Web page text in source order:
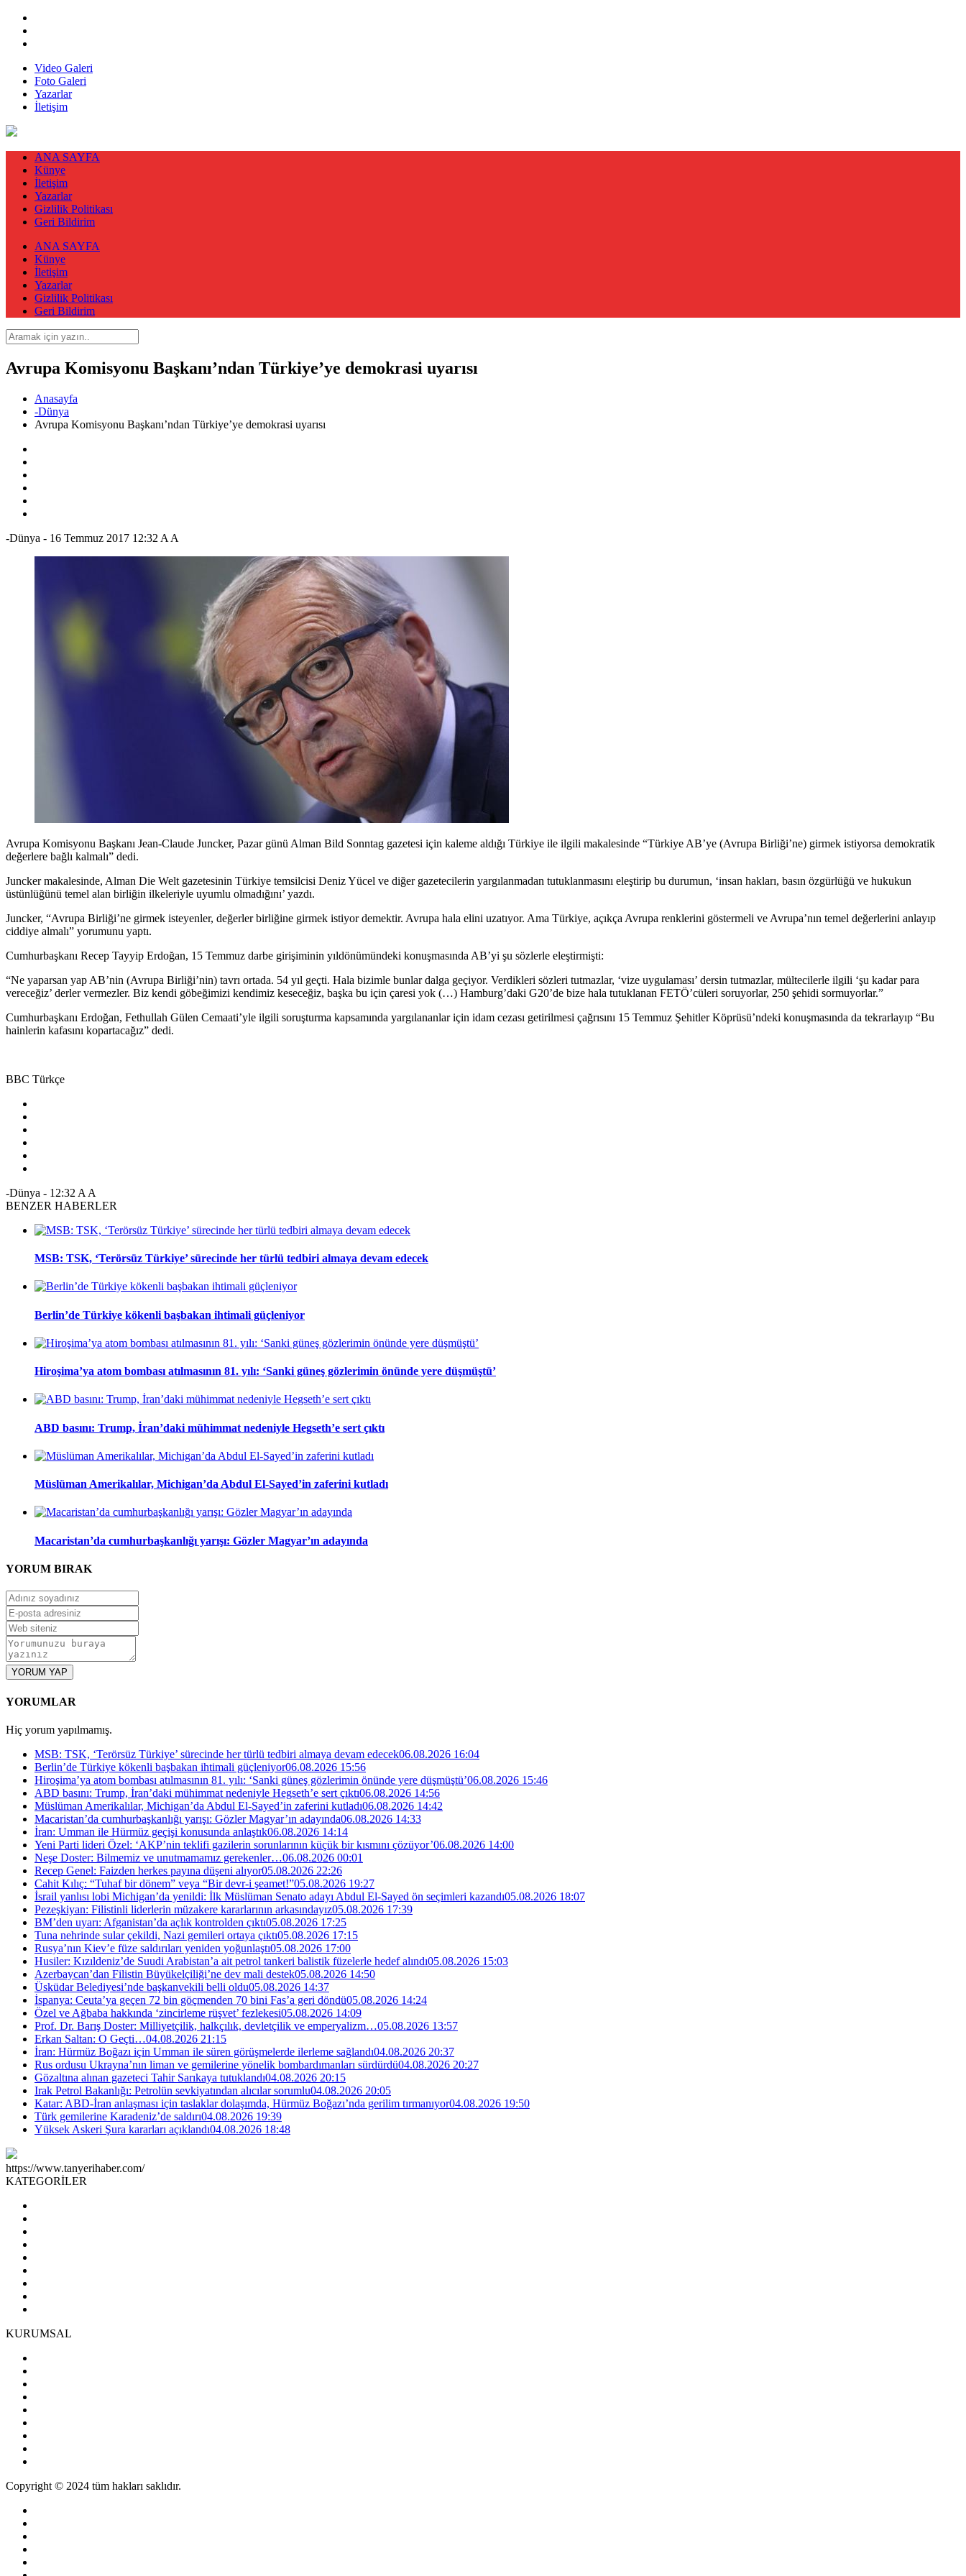
Video Galeri
Foto Galeri
Yazarlar
İletişim
ANA SAYFA
Künye
İletişim
Yazarlar
Gizlilik Politikası
Geri Bildirim
ANA SAYFA
Künye
İletişim
Yazarlar
Gizlilik Politikası
Geri Bildirim
Avrupa Komisyonu Başkanı’ndan Türkiye’ye demokrasi uyarısı
Anasayfa
-Dünya
Avrupa Komisyonu Başkanı’ndan Türkiye’ye demokrasi uyarısı
-Dünya - 16 Temmuz 2017 12:32 A A
Avrupa Komisyonu Başkanı Jean-Claude Juncker, Pazar günü Alman Bild Sonntag gazetesi için kaleme aldığı Türkiye ile ilgili makalesinde “Türkiye AB’ye (Avrupa Birliği’ne) girmek istiyorsa demokratik
değerlere bağlı kalmalı” dedi.
Juncker makalesinde, Alman Die Welt gazetesinin Türkiye temsilcisi Deniz Yücel ve diğer gazetecilerin yargılanmadan tutuklanmasını eleştirip bu durumun, ‘insan hakları, basın özgürlüğü ve hukukun
üstünlüğünü temel alan birliğin ilkeleriyle uyumlu olmadığını’ yazdı.
Juncker, “Avrupa Birliği’ne girmek isteyenler, değerler birliğine girmek istiyor demektir. Avrupa hala elini uzatıyor. Ama Türkiye, açıkça Avrupa renklerini göstermeli ve Avrupa’nın temel değerlerini anlayıp
ciddiye almalı” yorumunu yaptı.
Cumhurbaşkanı Recep Tayyip Erdoğan, 15 Temmuz darbe girişiminin yıldönümündeki konuşmasında AB’yi şu sözlerle eleştirmişti:
“Ne yaparsan yap AB’nin (Avrupa Birliği’nin) tavrı ortada. 54 yıl geçti. Hala bizimle bunlar dalga geçiyor. Verdikleri sözleri tutmazlar, ‘vize uygulaması’ dersin tutmazlar, mültecilerle ilgili ‘şu kadar para
vereceğiz’ derler vermezler. Biz kendi göbeğimizi kendimiz keseceğiz, başka bu için çaresi yok (…) Hamburg’daki G20’de bize hala tutuklanan FETÖ’cüleri soruyorlar, 250 şehidi sormuyorlar.”
Cumhurbaşkanı Erdoğan, Fethullah Gülen Cemaati’yle ilgili soruşturma kapsamında yargılananlar için idam cezası getirilmesi çağrısını 15 Temmuz Şehitler Köprüsü’ndeki konuşmasında da tekrarlayıp “Bu
hainlerin kafasını kopartacağız” dedi.
BBC Türkçe
-Dünya - 12:32 A A
BENZER HABERLER
MSB: TSK, ‘Terörsüz Türkiye’ sürecinde her türlü tedbiri almaya devam edecek
Berlin’de Türkiye kökenli başbakan ihtimali güçleniyor
Hiroşima’ya atom bombası atılmasının 81. yılı: ‘Sanki güneş gözlerimin önünde yere düşmüştü’
ABD basını: Trump, İran’daki mühimmat nedeniyle Hegseth’e sert çıktı
Müslüman Amerikalılar, Michigan’da Abdul El-Sayed’in zaferini kutladı
Macaristan’da cumhurbaşkanlığı yarışı: Gözler Magyar’ın adayında
YORUM BIRAK
YORUM YAP
YORUMLAR
Hiç yorum yapılmamış.
MSB: TSK, ‘Terörsüz Türkiye’ sürecinde her türlü tedbiri almaya devam edecek06.08.2026 16:04
Berlin’de Türkiye kökenli başbakan ihtimali güçleniyor06.08.2026 15:56
Hiroşima’ya atom bombası atılmasının 81. yılı: ‘Sanki güneş gözlerimin önünde yere düşmüştü’06.08.2026 15:46
ABD basını: Trump, İran’daki mühimmat nedeniyle Hegseth’e sert çıktı06.08.2026 14:56
Müslüman Amerikalılar, Michigan’da Abdul El-Sayed’in zaferini kutladı06.08.2026 14:42
Macaristan’da cumhurbaşkanlığı yarışı: Gözler Magyar’ın adayında06.08.2026 14:33
İran: Umman ile Hürmüz geçişi konusunda anlaştık06.08.2026 14:14
Yeni Parti lideri Özel: ‘AKP’nin teklifi gazilerin sorunlarının küçük bir kısmını çözüyor’06.08.2026 14:00
Neşe Doster: Bilmemiz ve unutmamamız gerekenler…06.08.2026 00:01
Recep Genel: Faizden herkes payına düşeni alıyor05.08.2026 22:26
Cahit Kılıç: “Tuhaf bir dönem” veya “Bir devr-i şeamet!”05.08.2026 19:27
İsrail yanlısı lobi Michigan’da yenildi: İlk Müslüman Senato adayı Abdul El-Sayed ön seçimleri kazandı05.08.2026 18:07
Pezeşkiyan: Filistinli liderlerin müzakere kararlarının arkasındayız05.08.2026 17:39
BM’den uyarı: Afganistan’da açlık kontrolden çıktı05.08.2026 17:25
Tuna nehrinde sular çekildi, Nazi gemileri ortaya çıktı05.08.2026 17:15
Rusya’nın Kiev’e füze saldırıları yeniden yoğunlaştı05.08.2026 17:00
Husiler: Kızıldeniz’de Suudi Arabistan’a ait petrol tankeri balistik füzelerle hedef alındı05.08.2026 15:03
Azerbaycan’dan Filistin Büyükelçiliği’ne dev mali destek05.08.2026 14:50
Üsküdar Belediyesi’nde başkanvekili belli oldu05.08.2026 14:37
İspanya: Ceuta’ya geçen 72 bin göçmenden 70 bini Fas’a geri döndü05.08.2026 14:24
Özel ve Ağbaba hakkında ‘zincirleme rüşvet’ fezlekesi05.08.2026 14:09
Prof. Dr. Barış Doster: Milliyetçilik, halkçılık, devletçilik ve emperyalizm…05.08.2026 13:57
Erkan Saltan: O Geçti…04.08.2026 21:15
İran: Hürmüz Boğazı için Umman ile süren görüşmelerde ilerleme sağlandı04.08.2026 20:37
Rus ordusu Ukrayna’nın liman ve gemilerine yönelik bombardımanları sürdürdü04.08.2026 20:27
Gözaltına alınan gazeteci Tahir Sarıkaya tutuklandı04.08.2026 20:15
Irak Petrol Bakanlığı: Petrolün sevkiyatından alıcılar sorumlu04.08.2026 20:05
Katar: ABD-İran anlaşması için taslaklar dolaşımda, Hürmüz Boğazı’nda gerilim tırmanıyor04.08.2026 19:50
Türk gemilerine Karadeniz’de saldırı04.08.2026 19:39
Yüksek Askeri Şura kararları açıklandı04.08.2026 18:48
https://www.tanyerihaber.com/
KATEGORİLER
KURUMSAL
Copyright © 2024 tüm hakları saklıdır.